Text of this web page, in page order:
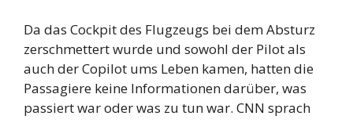
Da das Cockpit des Flugzeugs bei dem Absturz
zerschmettert wurde und sowohl der Pilot als
auch der Copilot ums Leben kamen, hatten die
Passagiere keine Informationen darüber, was
passiert war oder was zu tun war. CNN sprach